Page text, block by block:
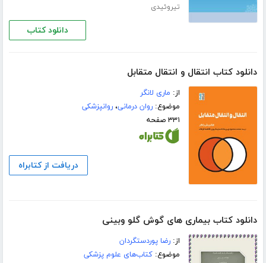
تیروئیدی
دانلود کتاب
دانلود کتاب انتقال و انتقال متقابل
از: ماری لانگر
موضوع:روان درمانی،روانپزشکی
۳۳۱ صفحه
دریافت از کتابراه
دانلود کتاب بیماری های گوش گلو وبینی
از:رضا پوردستگردان
موضوع:کتاب‌های علوم پزشکی